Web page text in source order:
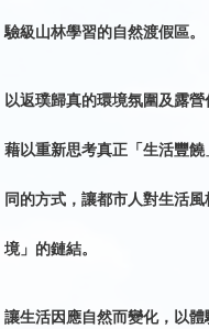
驗級山林學習的自然渡假區。
以返璞歸真的環境氛圍及露
藉以重新思考真正「生活豐
同的方式，讓都市人對生活
境」的鏈結。
讓生活因應自然而變化，以